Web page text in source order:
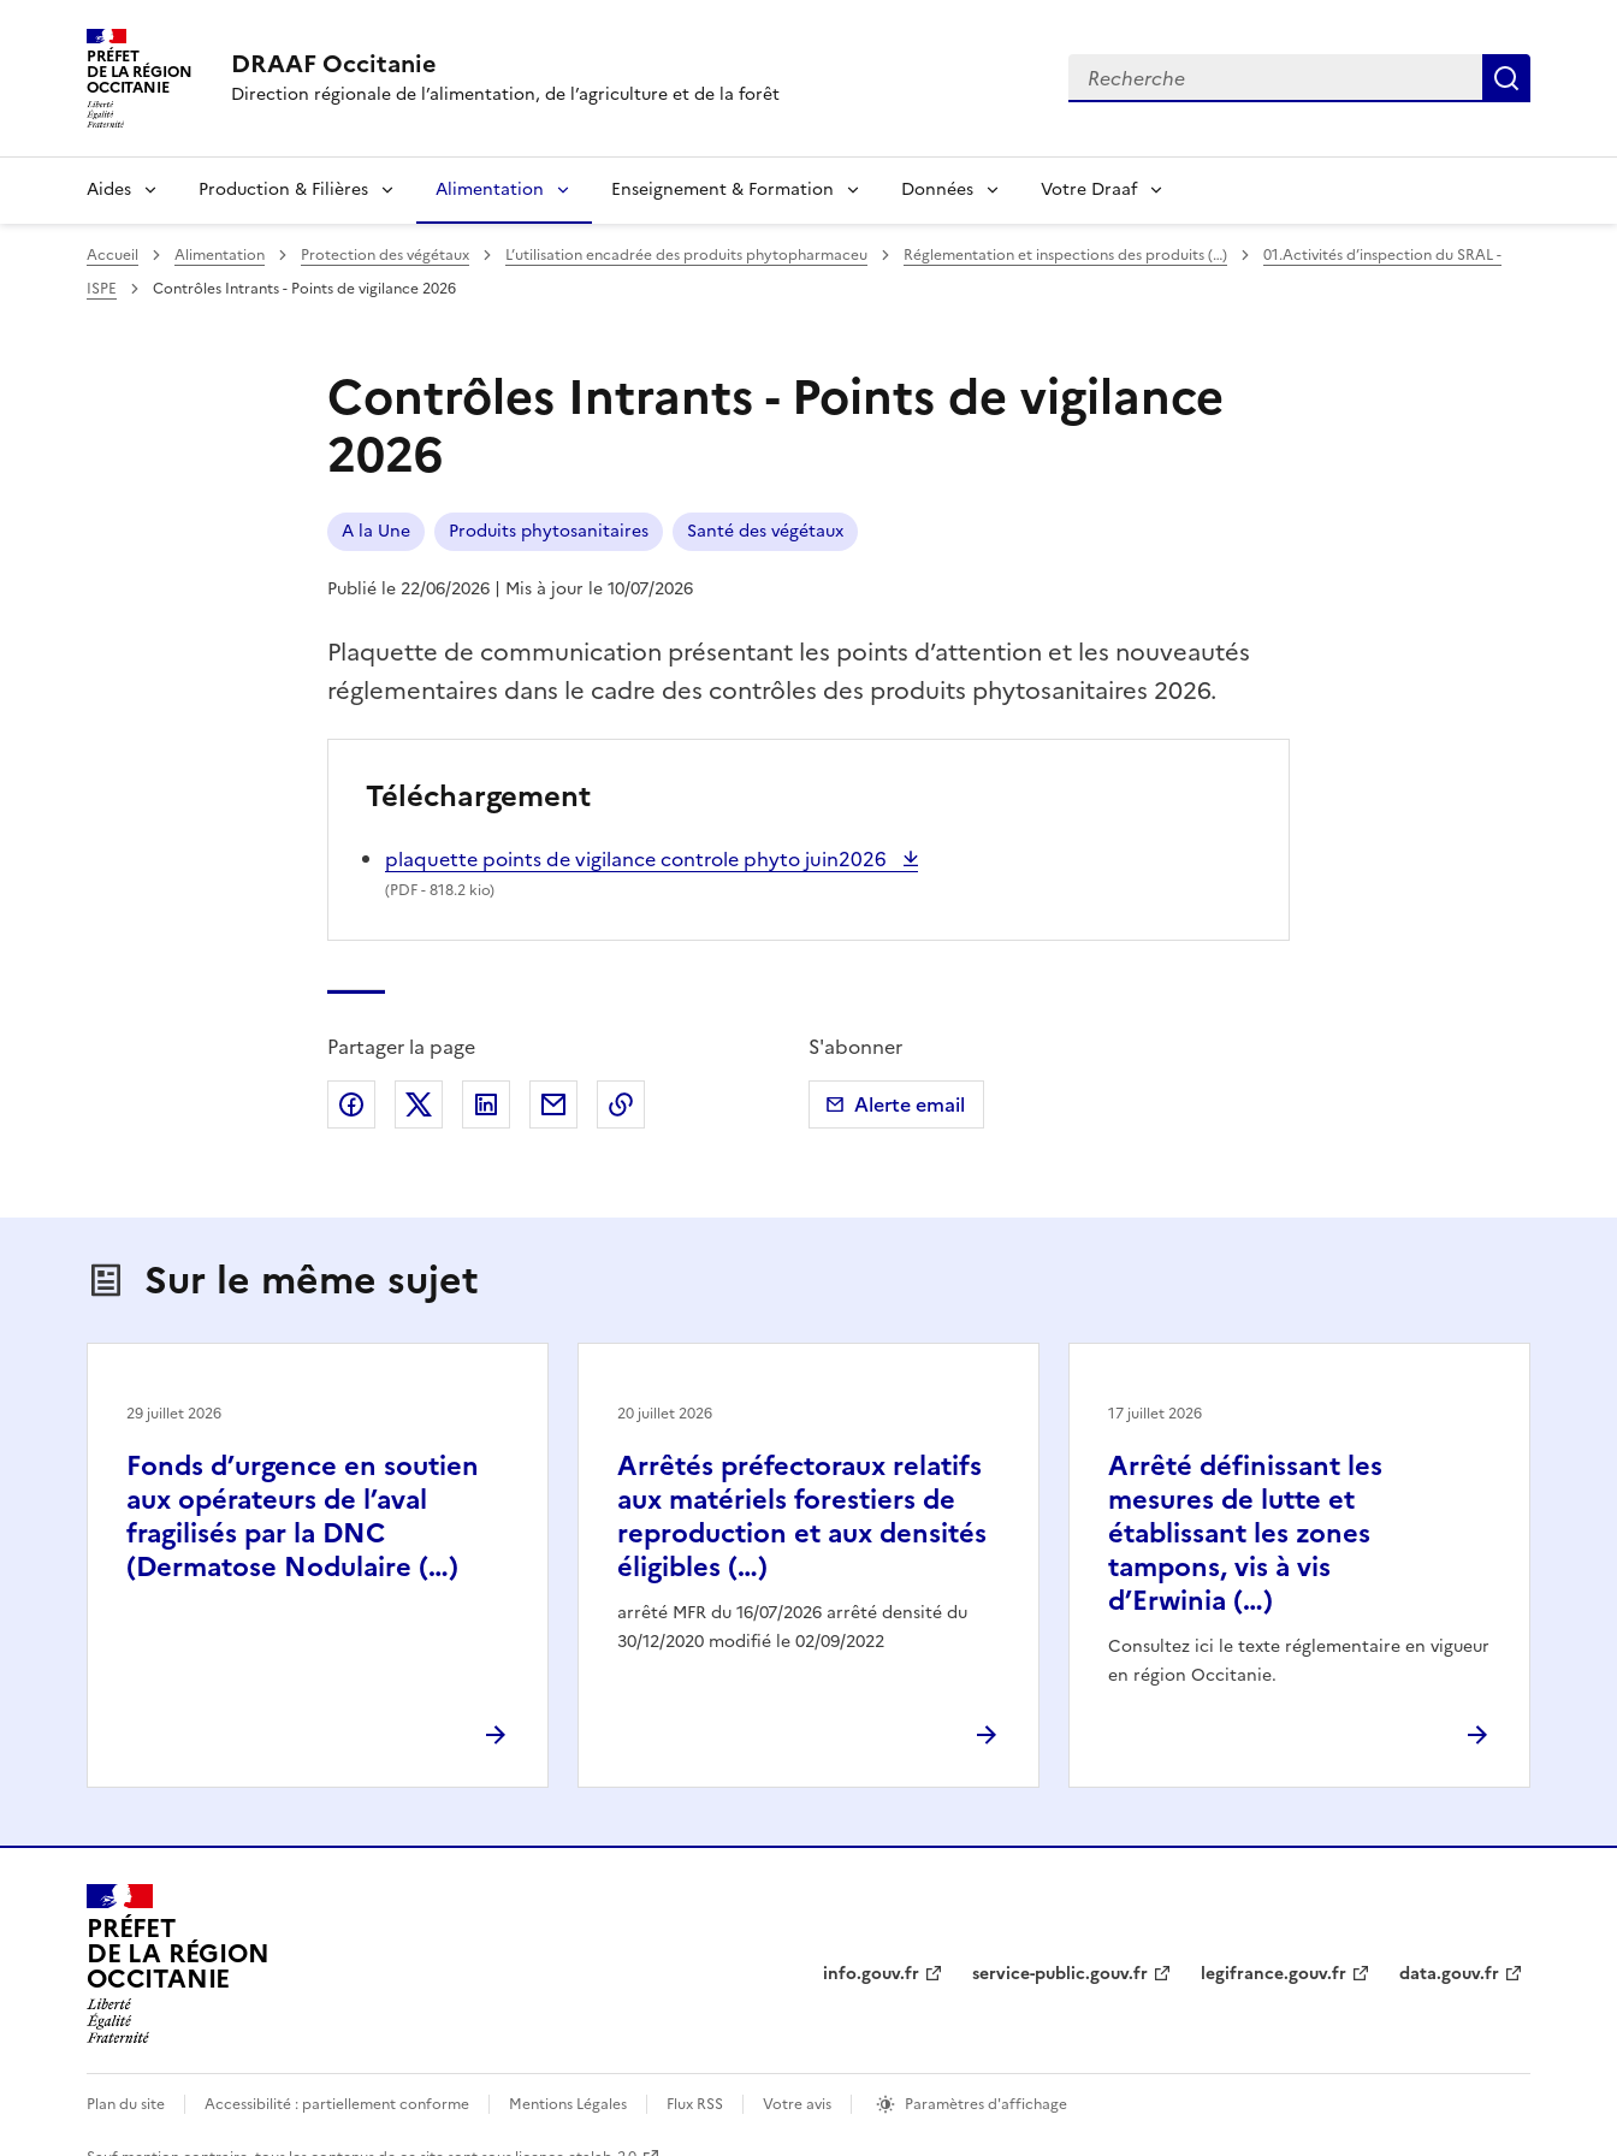
PRÉFET
DE LA RÉGION
OCCITANIE
DRAAF Occitanie
Direction régionale de l’alimentation, de l’agriculture et de la forêt
Recherche
Aides Production & Filières Alimentation Enseignement & Formation Données Votre Draaf
Accueil Alimentation Protection des végétaux L’utilisation encadrée des produits phytopharmaceu Réglementation et inspections des produits (…)
01.Activités d’inspection du SRAL -
ISPE
Contrôles Intrants - Points de vigilance 2026
Contrôles Intrants - Points de vigilance
2026
A la Une Produits phytosanitaires Santé des végétaux
Publié le 22/06/2026 | Mis à jour le 10/07/2026
Plaquette de communication présentant les points d’attention et les nouveautés
réglementaires dans le cadre des contrôles des produits phytosanitaires 2026.
Téléchargement
plaquette points de vigilance controle phyto juin2026
(PDF- 818.2 kio)
Partager la page
Partager sur Facebook
Partager sur X (anciennement Twitter)
Partager sur LinkedIn
Partager par emailCopier dans le presse-papier
S'abonner
Alerte email
Sur le même sujet
Fonds d’urgence en soutien
aux opérateurs de l’aval
fragilisés par la DNC
(Dermatose Nodulaire (…)
29 juillet 2026
Arrêtés préfectoraux relatifs
aux matériels forestiers de
reproduction et aux densités
éligibles (…)
arrêté MFR du 16/07/2026 arrêté densité du
30/12/2020 modifié le 02/09/2022
20 juillet 2026
Arrêté définissant les
mesures de lutte et
établissant les zones
tampons, vis à vis
d’Erwinia (…)
Consultez ici le texte réglementaire en vigueur
en région Occitanie.
17 juillet 2026
PRÉFET
DE LA RÉGION
OCCITANIE info.gouv.fr service-public.gouv.fr legifrance.gouv.fr data.gouv.fr
Plan du site Accessibilité : partiellement conforme Mentions Légales Flux RSS Votre avis Paramètres d'affichage